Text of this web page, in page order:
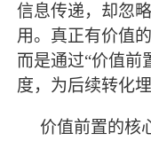
信息传递，却忽
用。真正有价值
而是通过“价值前
度，为后续转化埋
价值前置的核